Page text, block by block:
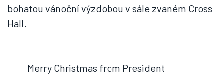
bohatou vánoční výzdobou v sále zvaném Cross
Hall.
Merry Christmas from President